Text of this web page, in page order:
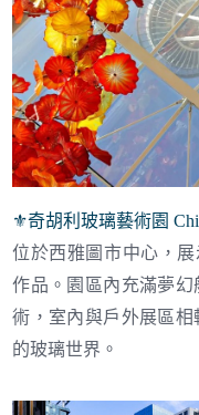
⚜︎奇胡利玻璃藝術園
位於西雅圖市中心，展
作品。園區內充滿夢
術，室內與戶外展區
的玻璃世界。